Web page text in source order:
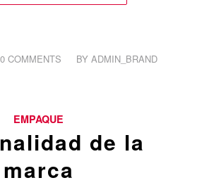
0 COMMENTS
/ BY ADMIN_BRAND
EMPAQUE
de la
marca